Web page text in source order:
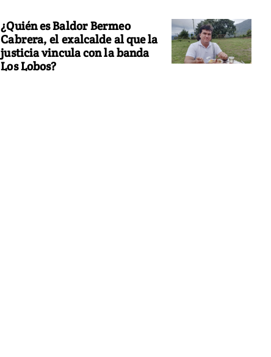
¿Quién es Baldor Bermeo
Cabrera, el exalcalde al que la
justicia vincula con la banda
Los Lobos?